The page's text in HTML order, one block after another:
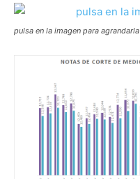
pulsa en la imagen para agrandarla